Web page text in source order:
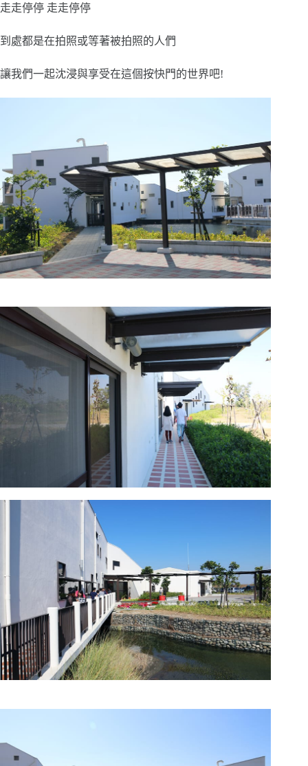
走走停停 走走停停
到處都是在拍照或等著被拍照的人們
讓我們一起沈浸與享受在這個按快門的世界吧!